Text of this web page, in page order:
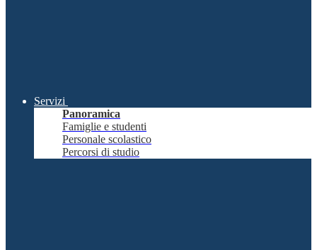
Servizi
Panoramica
Famiglie e studenti
Personale scolastico
Percorsi di studio